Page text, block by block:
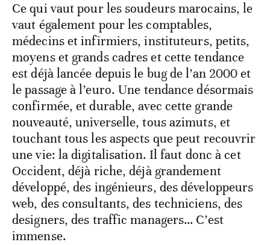
Ce qui vaut pour les soudeurs marocains, le
vaut également pour les comptables,
médecins et infirmiers, instituteurs, petits,
moyens et grands cadres et cette tendance
est déjà lancée depuis le bug de l’an 2000 et
le passage à l’euro. Une tendance désormais
confirmée, et durable, avec cette grande
nouveauté, universelle, tous azimuts, et
touchant tous les aspects que peut recouvrir
une vie: la digitalisation. Il faut donc à cet
Occident, déjà riche, déjà grandement
développé, des ingénieurs, des développeurs
web, des consultants, des techniciens, des
designers, des traffic managers… C’est
immense.